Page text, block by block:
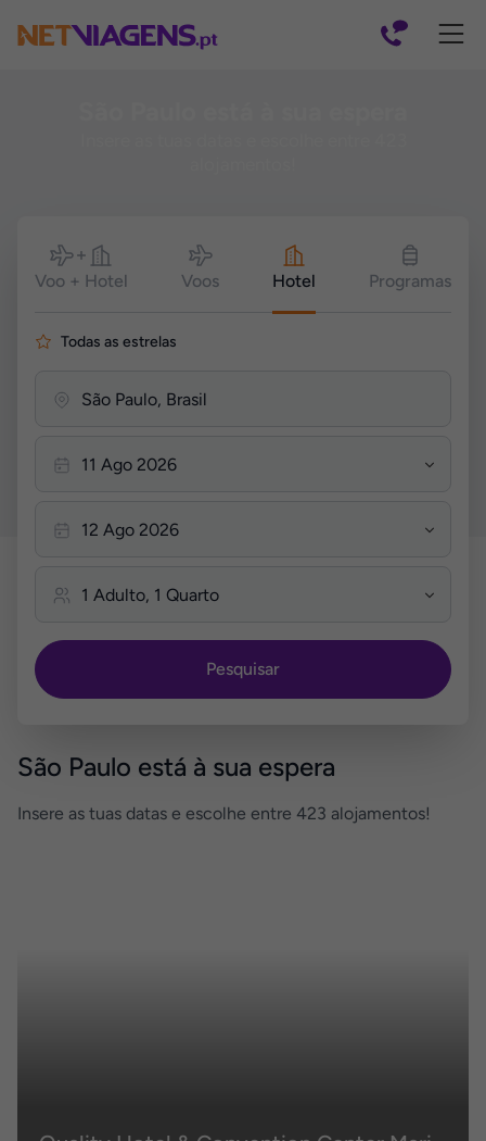
Pesquisar
Voo + Hotel Voos Hotel Programas
Todas as estrelas
Pesquisar
São Paulo está à sua espera
Insere as tuas datas e escolhe entre 423 alojamentos!